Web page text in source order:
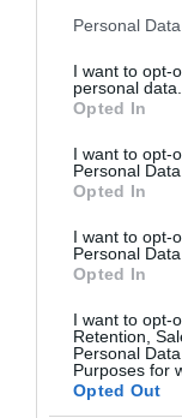
Please note that
not limited to your
grant or deny
use your data for
consent section.
Personal
I want to opt-
personal data.
Opted In
I want to opt-
Personal Data.
Opted In
I want to opt-
Personal
Opted In
I want to opt-
Retention,
Personal
Purposes for
Opted Out
A saját
Rendezzük be
egyértelmű
otthon
cipőtartó, egy
továbbá egy
rendszer
is könnyebben
Ez a szokás
a takarítás egy
megspórolja. A
ritkábban kell